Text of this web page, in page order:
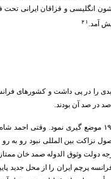
۲۱
را در پی داشت و کشورهای
در صد آن بودند.
فرانسه اولین کشوری بود که در مقابل قرارداد
نزاکت بین المللی نبود رو به
دولت وثوق الدوله صمد خان
پرچم ایران را از محل جدید